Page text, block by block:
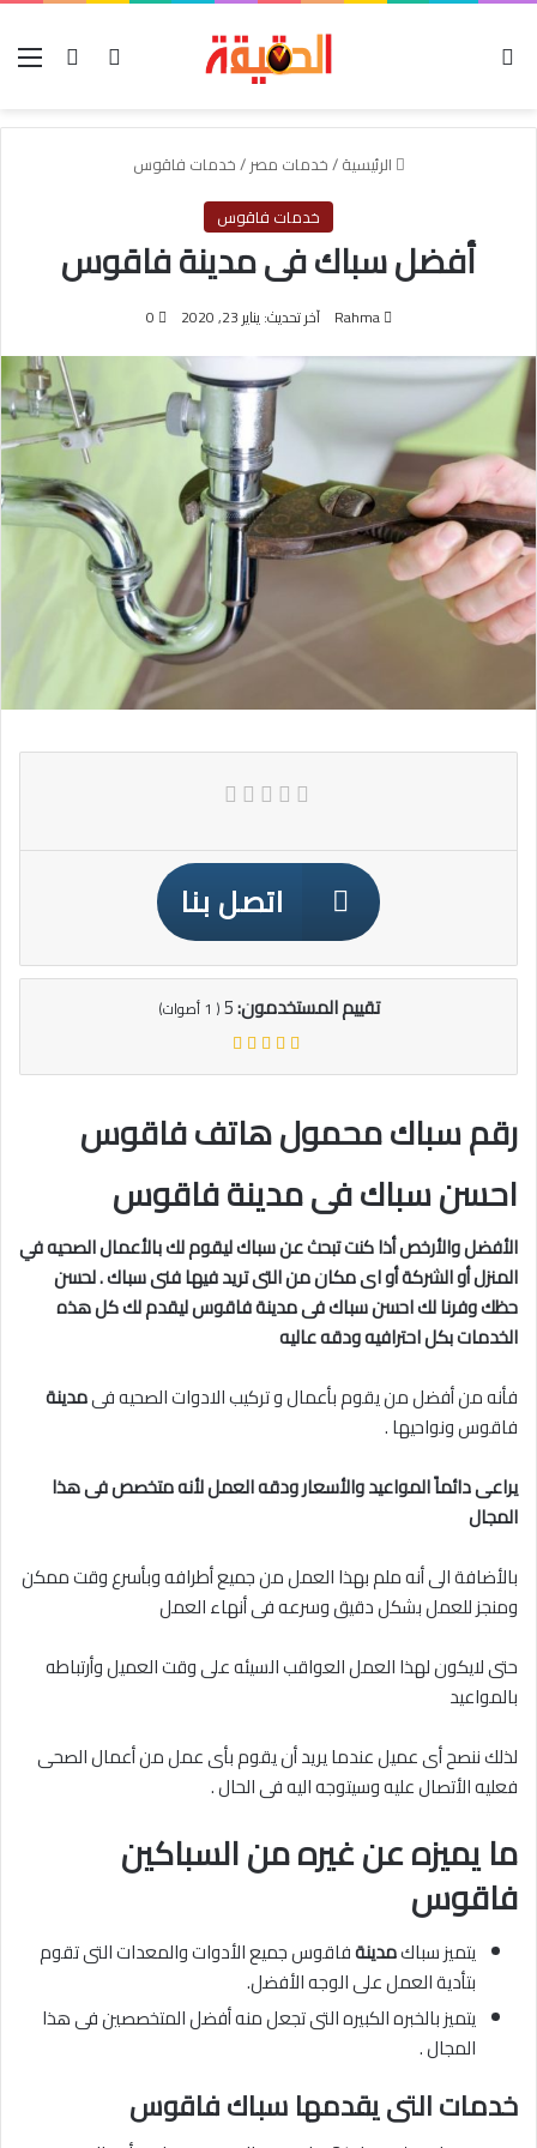
بحث عنتسجيل
الرئيسية/خدمات مصر/خدمات فاقوس
خدمات فاقوس
أفضل سباك فى مدينة فاقوس
Rahma آخر تحديث: يناير 23, 2020 0
اتصل بنا
تقييم المستخدمون:5
(
1أصوات)
رقم سباك محمول هاتف فاقوس
احسن سباك فى مدينة فاقوس
الأفضل والأرخص أذا كنت تبحث عن سباك ليقوم لك بالأعمال الصحيه في
المنزل أو الشركة أو اى مكان من التى تريد فيها فنى سباك . لحسن
حظك وفرنا لك احسن سباك فى مدينةفاقوس ليقدم لك كل هذه
الخدمات بكل احترافيه ودقه عاليه
فأنه من أفضل من يقوم بأعمال و تركيب الادوات الصحيه فىمدينة
فاقوس ونواحيها .
يراعى دائماً المواعيد والأسعار ودقه العمل لأنه متخصص فى هذا
المجال
بالأضافة الى أنه ملم بهذا العمل من جميع أطرافه وبأسرع وقت ممكن
ومنجز للعمل بشكل دقيق وسرعه فى أنهاء العمل
حتى لايكون لهذا العمل العواقب السيئه على وقت العميل وأرتباطه
بالمواعيد
لذلك ننصح أى عميل عندما يريد أن يقوم بأى عمل من أعمال الصحى
فعليه الأتصال عليه وسيتوجه اليه فى الحال .
ما يميزه عن غيره من السباكين
فاقوس
يتميز سباكمدينةفاقوس جميع الأدوات والمعدات التى تقوم
بتأدية العمل على الوجه الأفضل.
يتميز بالخبره الكبيره التى تجعل منه أفضل المتخصصين فى هذا
المجال .
خدمات التى يقدمها سباك فاقوس